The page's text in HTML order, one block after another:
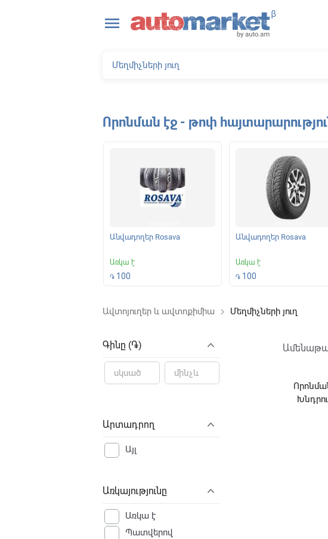
menu
Որոնման էջ - թոփ
Անվադողեր Rosava
Առկա է
֏ 100
Անվադողեր Rosava
Առկա է
֏ 100
Ավտոյուղեր և ավտոքիմիա keyboard_arrow_right Մեղմիչների յուղ
Գինը (֏)
Արտադրող
Այլ
Առկայությունը
Առկա է
Պատվերով